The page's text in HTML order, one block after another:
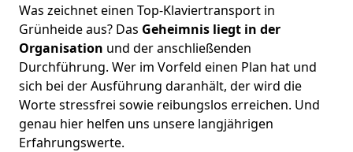
Was zeichnet einen Top-Klaviertransport in
Grünheide aus? Das Geheimnis liegt in der
Organisation und der anschließenden
Durchführung. Wer im Vorfeld einen Plan hat und
sich bei der Ausführung daranhält, der wird die
Worte stressfrei sowie reibungslos erreichen. Und
genau hier helfen uns unsere langjährigen
Erfahrungswerte.